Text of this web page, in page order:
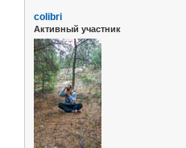
colibri
Активный участник